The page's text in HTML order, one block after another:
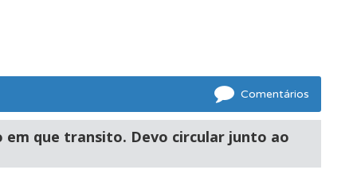
Comentários
que transito. Devo circular junto ao